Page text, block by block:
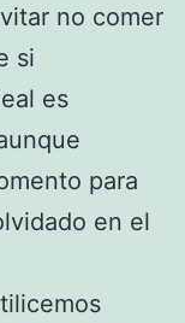
no comer
si
es
para
en el